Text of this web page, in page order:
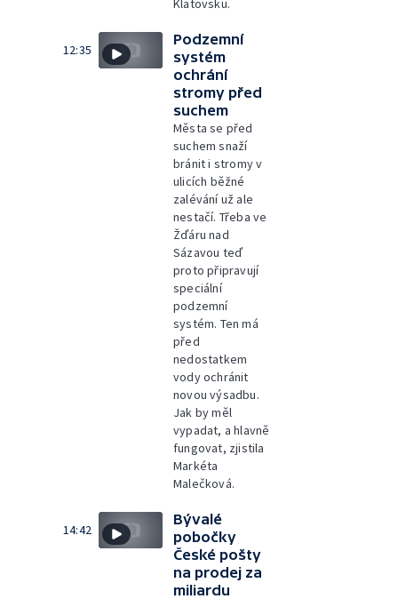
Klatovsku.
12:35
Podzemní
systém
ochrání
stromy před
suchem
Města se před
suchem snaží
bránit i stromy v
ulicích běžné
zalévání už ale
nestačí. Třeba ve
Žďáru nad
Sázavou teď
proto připravují
speciální
podzemní
systém. Ten má
před
nedostatkem
vody ochránit
novou výsadbu.
Jak by měl
vypadat, a hlavně
fungovat, zjistila
Markéta
Malečková.
14:42
Bývalé
pobočky
České pošty
na prodej za
miliardu